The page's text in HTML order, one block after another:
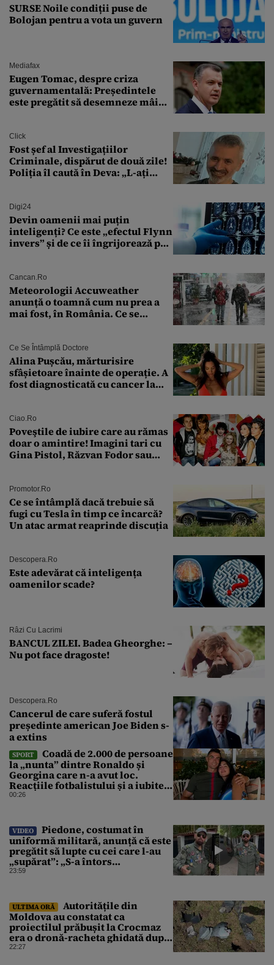
SURSE Noile condiții puse de
Bolojan pentru a vota un guvern
Mediafax
Eugen Tomac, despre criza
guvernamentală: Președintele
este pregătit să desemneze mâine
Click
Fost șef al Investigațiilor
Criminale, dispărut de două zile!
Poliția îl caută în Deva: „L-ați
Digi24
Devin oamenii mai puțin
inteligenți? Ce este „efectul Flynn
invers” și de ce îi îngrijorează pe
Cancan.ro
Meteorologii Accuweather
anunță o toamnă cum nu prea a
mai fost, în România. Ce se
București. Pe ce dată ninge
Ce Se Întâmplă Doctore
Alina Pușcău, mărturisire
sfâșietoare înainte de operație. A
fost diagnosticată cu cancer la
îmi salvez viața”
Ciao.ro
Poveştile de iubire care au rămas
doar o amintire! Imagini tari cu
Gina Pistol, Răzvan Fodor sau
Promotor.ro
Ce se întâmplă dacă trebuie să
fugi cu Tesla în timp ce încarcă?
Un atac armat reaprinde discuția
Descopera.ro
Este adevărat că inteligența
oamenilor scade?
Râzi Cu Lacrimi
BANCUL ZILEI. Badea Gheorghe: –
Nu pot face dragoste!
Descopera.ro
Cancerul de care suferă fostul
președinte american Joe Biden s-
a extins
SPORT
Coadă de 2.000 de persoane
la „nunta” dintre Ronaldo și
Georgina care n-a avut loc.
Reacțiile fotbalistului și a iubitei
sale pe social media
00:26
VIDEO
Piedone, costumat în
uniformă militară, anunță că este
pregătit să lupte cu cei care l-au
„supărat”: „S-a întors
boomerangul”
23:59
ULTIMA ORĂ
Autoritățile din
Moldova au constatat ca
proiectilul prăbușit la Crocmaz
era o dronă-racheta ghidată după
finalizarea primei investigații
22:27